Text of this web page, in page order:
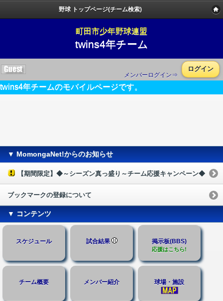
野球 トップページ(チーム検索)
町田市少年野球連盟
twins4年チーム
メンバーログイン⇒
ログイン
twins4年チームのモバイルページです。
▼ MomongaNet!からのお知らせ
【期間限定】◆～シーズン真っ盛り～チーム応援キャンペーン◆
ブックマークの登録について
▼ コンテンツ
スケジュール 試合結果 掲示板(BBS)
応援はこちら!
チーム概要 メンバー紹介 球場・施設